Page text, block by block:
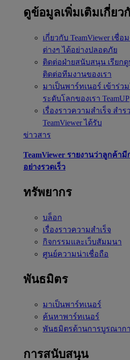
ดูข้อมูลเพิ่มเติมเกี่ยว
เกี่ยวกับ TeamViewer เชื่อ
ต่างๆ ได้อย่างปลอดภัย
ติดต่อฝ่ายสนับสนุน เรียก
ติดต่อทีมงานของเรา
มาเป็นพาร์ทเนอร์ เข้าร่ว
ระดับโลกของเรา TeamUP
เรื่องราวความสำเร็จ สำร
TeamViewer ได้รับ
ข่าวสาร
TeamViewer รายงานว่าลูกค้า
อย่างรวดเร็ว
ทรัพยากร
บล็อก
เรื่องราวความสำเร็จ
กิจกรรมและเว็บสัมมนา
ศูนย์ความน่าเชื่อถือ
พันธมิตร
มาเป็นพาร์ทเนอร์
ค้นหาพาร์ทเนอร์
พันธมิตรด้านการบูรณาก
การสนับสนุน